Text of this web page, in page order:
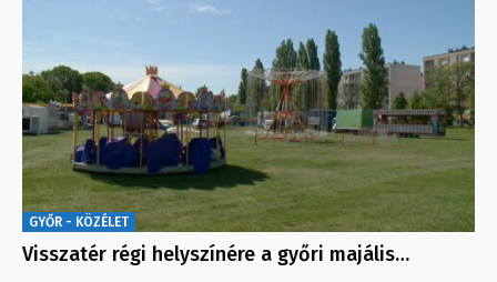
GYŐR - KÖZÉLET
Visszatér régi helyszínére a győri majális…